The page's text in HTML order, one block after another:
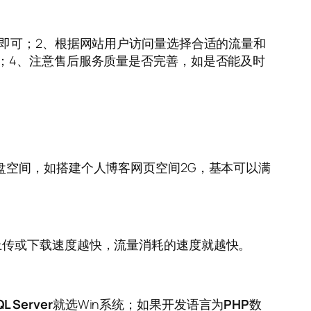
可；2、根据网站用户访问量选择合适的流量和
4、注意售后服务质量是否完善，如是否能及时
间，如搭建个人博客网页空间2G，基本可以满
或下载速度越快，流量消耗的速度就越快。
Server就选Win系统；如果开发语言为PHP数